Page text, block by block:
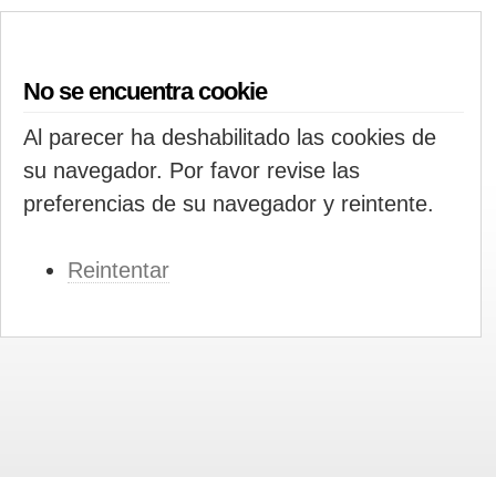
No se encuentra cookie
Al parecer ha deshabilitado las cookies de
su navegador. Por favor revise las
preferencias de su navegador y reintente.
Reintentar